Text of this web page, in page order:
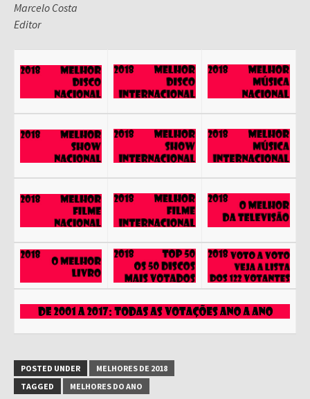
Marcelo Costa
Editor
POSTED UNDER
MELHORES DE 2018
TAGGED
MELHORES DO ANO